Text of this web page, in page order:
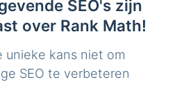
SEO's zijn
over Rank Math!
unieke kans niet om
SEO te verbeteren